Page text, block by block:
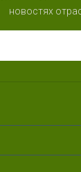
новостях